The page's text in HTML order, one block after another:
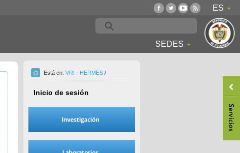
ES
SEDES
Está en: VRI - HERMES /
Inicio de sesión